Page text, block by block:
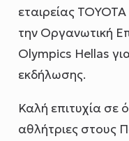
εταιρείας
την Οργανωτική
Olympics Hellas
εκδήλωσης.
Καλή επιτυχία σε
αθλήτριες στους